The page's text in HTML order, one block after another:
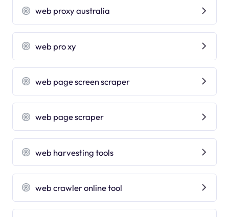
web proxy australia
web pro xy
web page screen scraper
web page scraper
web harvesting tools
web crawler online tool